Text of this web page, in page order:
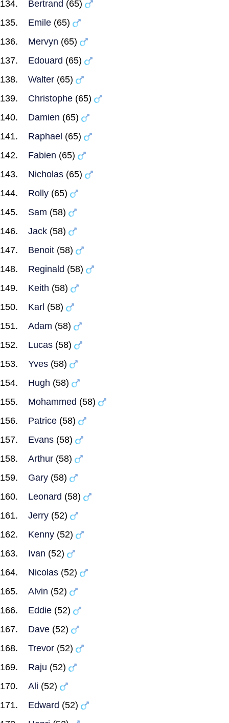
Bertrand (65)
Emile (65)
Mervyn (65)
Edouard (65)
Walter (65)
Christophe (65)
Damien (65)
Raphael (65)
Fabien (65)
Nicholas (65)
Rolly (65)
Sam (58)
Jack (58)
Benoit (58)
Reginald (58)
Keith (58)
Karl (58)
Adam (58)
Lucas (58)
Yves (58)
Hugh (58)
Mohammed (58)
Patrice (58)
Evans (58)
Arthur (58)
Gary (58)
Leonard (58)
Jerry (52)
Kenny (52)
Ivan (52)
Nicolas (52)
Alvin (52)
Eddie (52)
Dave (52)
Trevor (52)
Raju (52)
Ali (52)
Edward (52)